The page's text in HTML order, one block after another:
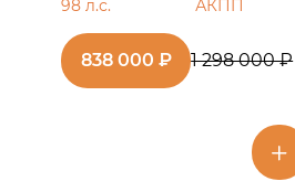
98 л.с.
АКПП
838 000 ₽ 1 298 000 ₽